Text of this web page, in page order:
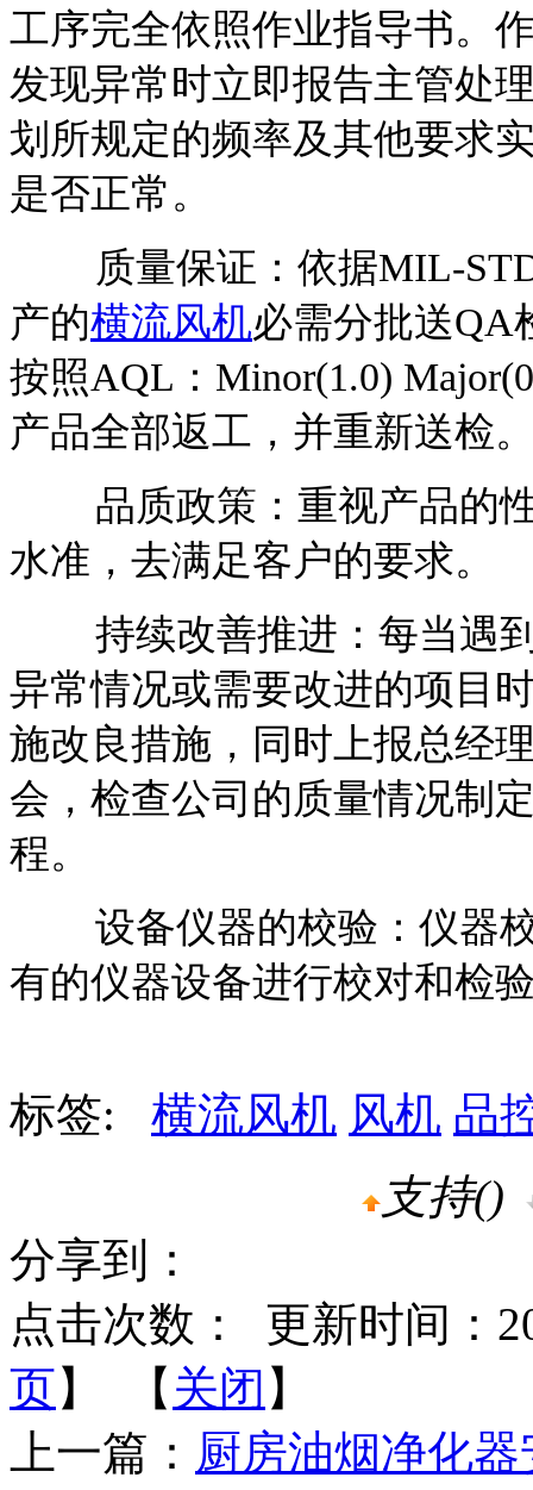
工序完全依照作业指导书。
发现异常时立即报告主管处
划所规定的频率及其他要求
是否正常。
质量保证：依据MIL-STD
产的横流风机必需分批送QA
按照AQL：Minor(1.0)
产品全部返工，并重新送检
品质政策：重视产品的性
水准，去满足客户的要求。
持续改善推进：每当遇到
异常情况或需要改进的项目
施改良措施，同时上报总经
会，检查公司的质量情况制
程。
设备仪器的校验：仪器校
有的仪器设备进行校对和检
标签: 横流风机 风机 品
支持()
分享到：
点击次数：
更新时间：
页】 【 关闭 】
上一篇： 厨房油烟净化